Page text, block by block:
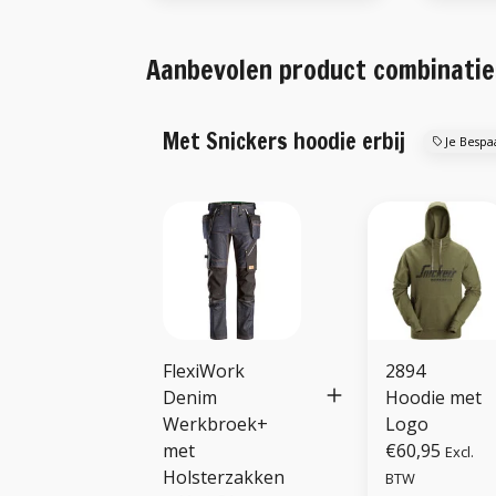
Aanbevolen product
Met Snickers hoodie erbij Je
FlexiWork
Denim
Werkbroek+
met
Holsterzakken
2894
Hoodie met
Logo
€60,95 Excl.
BTW